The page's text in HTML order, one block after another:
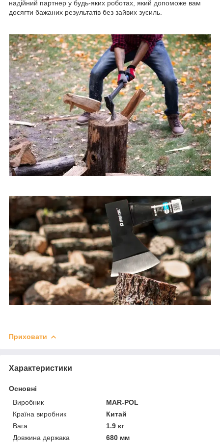
надійний партнер у будь-яких роботах, який допоможе вам
досягти бажаних результатів без зайвих зусиль.
Приховати
Характеристики
Основні
Виробник
MAR-POL
Країна виробник
Китай
Вага
1.9 кг
Довжина держака
680 мм